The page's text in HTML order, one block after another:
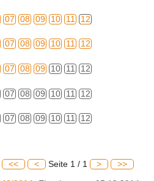
07 08 09 10 11 12
07 08 09 10 11 12
07 08 09 10 11 12
07 08 09 10 11 12
07 08 09 10 11 12
<< < Seite 1 / 1 > >>